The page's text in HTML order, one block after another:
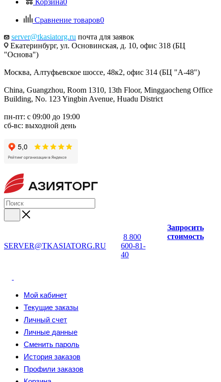
Корзина0
Сравнение товаров0
server@tkasiatorg.ru почта для заявок
Екатеринбург, ул. Основинская, д. 10, офис 318 (БЦ
"Основа")
Москва, Алтуфьевское шоссе, 48к2, офис 314 (БЦ "А-48")
China, Guangzhou, Room 1310, 13th Floor, Minggaocheng Office
Building, No. 123 Yingbin Avenue, Huadu District
пн-пт: с 09:00 до 19:00
сб-вс: выходной день
SERVER@TKASIATORG.RU
8 800
600-81-
40
Запросить
стоимость
Мой кабинет
Текущие заказы
Личный счет
Личные данные
Сменить пароль
История заказов
Профили заказов